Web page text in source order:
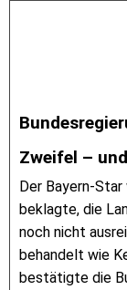
Zweifel –
Der Bayern-
beklagte, die
noch nicht
behandelt wie
bestätigte die